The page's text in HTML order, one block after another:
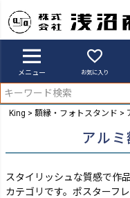
メニュー お気に入り
King 額縁・フォトスタンド
アルミ
スタイリッシュな質感で作
カテゴリです。ポスターフ